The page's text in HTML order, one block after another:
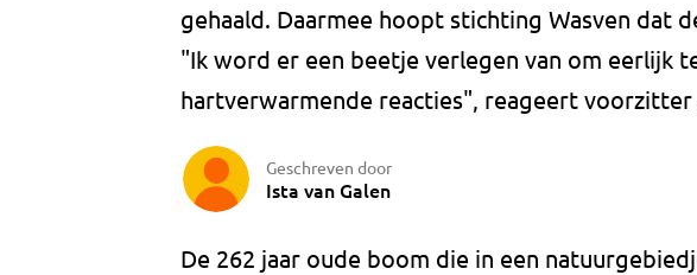
gehaald. Daarmee hoopt stichting Wasven dat
"Ik word er een beetje verlegen van om eerlijk
hartverwarmende reacties", reageert voorzitter
Geschreven door
Ista van Galen
De 262 jaar oude boom die in een